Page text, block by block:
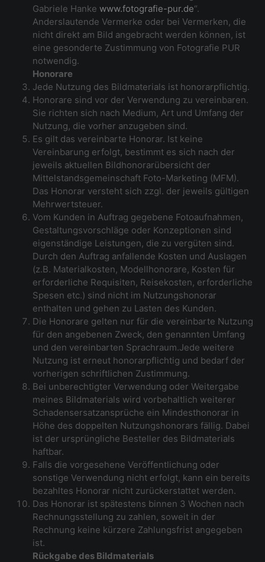
Gabriele Hanke www.fotografie-pur.de“.
Anderslautende Vermerke oder bei Vermerken, die
nicht direkt am Bild angebracht werden können, ist
eine gesonderte Zustimmung von Fotografie PUR
notwendig.
Honorare
Jede Nutzung des Bildmaterials ist honorarpflichtig.
Honorare sind vor der Verwendung zu vereinbaren.
Sie richten sich nach Medium, Art und Umfang der
Nutzung, die vorher anzugeben sind.
Es gilt das vereinbarte Honorar. Ist keine
Vereinbarung erfolgt, bestimmt es sich nach der
jeweils aktuellen Bildhonorarübersicht der
Mittelstandsgemeinschaft Foto-Marketing (MFM).
Das Honorar versteht sich zzgl. der jeweils gültigen
Mehrwertsteuer.
Vom Kunden in Auftrag gegebene Fotoaufnahmen,
Gestaltungsvorschläge oder Konzeptionen sind
eigenständige Leistungen, die zu vergüten sind.
Durch den Auftrag anfallende Kosten und Auslagen
(z.B. Materialkosten, Modellhonorare, Kosten für
erforderliche Requisiten, Reisekosten, erforderliche
Spesen etc.) sind nicht im Nutzungshonorar
enthalten und gehen zu Lasten des Kunden.
Die Honorare gelten nur für die vereinbarte Nutzung
für den angebenen Zweck, den genannten Umfang
und den vereinbarten Sprachraum.Jede weitere
Nutzung ist erneut honorarpflichtig und bedarf der
vorherigen schriftlichen Zustimmung.
Bei unberechtigter Verwendung oder Weitergabe
meines Bildmaterials wird vorbehaltlich weiterer
Schadensersatzansprüche ein Mindesthonorar in
Höhe des doppelten Nutzungshonorars fällig. Dabei
ist der ursprüngliche Besteller des Bildmaterials
haftbar.
Falls die vorgesehene Veröffentlichung oder
sonstige Verwendung nicht erfolgt, kann ein bereits
bezahltes Honorar nicht zurückerstattet werden.
Das Honorar ist spätestens binnen 3 Wochen nach
Rechnungsstellung zu zahlen, soweit in der
Rechnung keine kürzere Zahlungsfrist angegeben
ist.
Rückgabe des Bildmaterials